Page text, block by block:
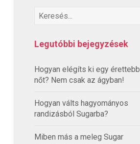
Legutóbbi bejegyzések
Hogyan elégíts ki egy érettebb
nőt? Nem csak az ágyban!
Hogyan válts hagyományos
randizásból Sugarba?
Miben más a meleg Sugar